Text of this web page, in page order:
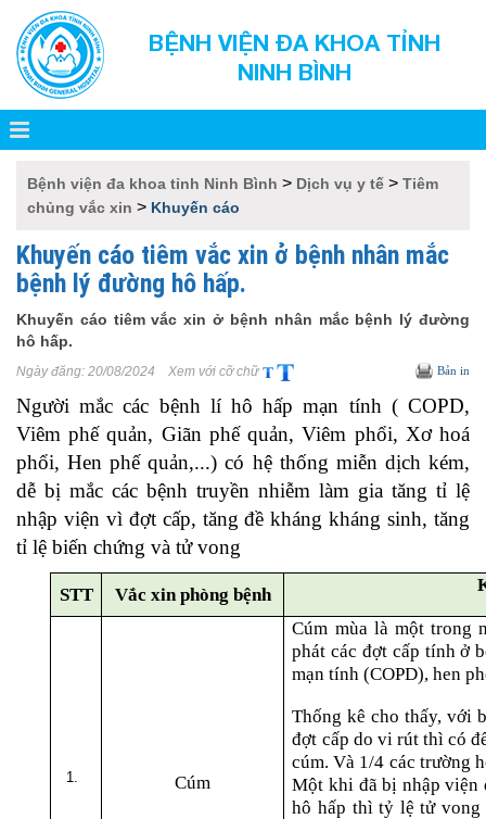
BỆNH VIỆN ĐA KHOA TỈNH
NINH BÌNH
Bệnh viện đa khoa tỉnh Ninh Bình > Dịch vụ y tế > Tiêm
chủng vắc xin > Khuyến cáo
Khuyến cáo tiêm vắc xin ở bệnh nhân mắc
bệnh lý đường hô hấp.
Khuyến cáo tiêm vắc xin ở bệnh nhân mắc bệnh lý đường
hô hấp.
Ngày đăng: 20/08/2024 Xem với cỡ chữ Bản in
Người mắc các bệnh lí hô hấp mạn tính ( COPD,
Viêm phế quản, Giãn phế quản, Viêm phổi, Xơ hoá
phổi, Hen phế quản,...) có hệ thống miễn dịch kém,
dễ bị mắc các bệnh truyền nhiễm làm gia tăng tỉ lệ
nhập viện vì đợt cấp, tăng đề kháng kháng sinh, tăng
tỉ lệ biến chứng và tử vong
STT Vắc xin phòng bệnh
Cúm
Cúm mùa là một trong
phát các đợt cấp tính ở
mạn tính (COPD), hen
Thống kê cho thấy, với
đợt cấp do vi rút thì có
cúm. Và 1/4 các trường
Một khi đã bị nhập viện
hô hấp thì tỷ lệ tử vong